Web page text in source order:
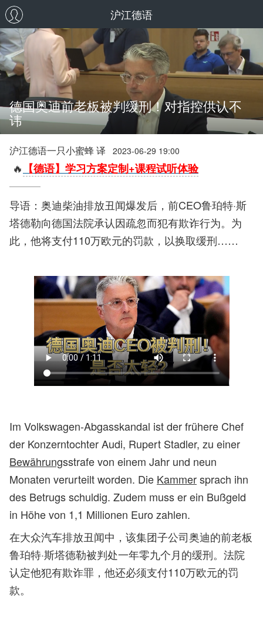
沪江德语
德国奥迪前老板被判缓刑！对指控供认不
讳
沪江德语一只小蜜蜂 译 2023-06-29 19:00
🔥 【德语】学习方案定制+课程试听体验
导语：奥迪柴油排放丑闻爆发后，前CEO鲁珀特·斯
塔德勒向德国法院承认因疏忽而犯有欺诈行为。为
此，他将支付110万欧元的罚款，以换取缓刑……
Im Volkswagen-Abgasskandal ist der frühere Chef
der Konzerntochter Audi, Rupert Stadler, zu einer
Bewährungsstrafe von einem Jahr und neun
Monaten verurteilt worden. Die Kammersprach ihn
des Betrugs schuldig. Zudem muss er ein Bußgeld
in Höhe von 1,1 Millionen Euro zahlen.
在大众汽车排放丑闻中，该集团子公司奥迪的前老板
鲁珀特·斯塔德勒被判处一年零九个月的缓刑。法院
认定他犯有欺诈罪，他还必须支付110万欧元的罚
款。